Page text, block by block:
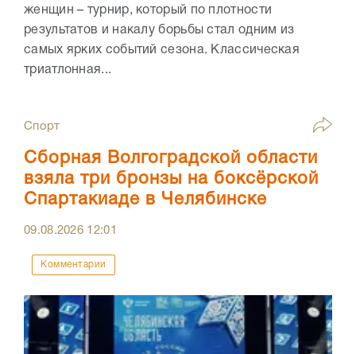
женщин – турнир, который по плотности
результатов и накалу борьбы стал одним из
самых ярких событий сезона. Классическая
триатлонная...
Спорт
Сборная Волгоградской области
взяла три бронзы на боксёрской
Спартакиаде в Челябинске
09.08.2026 12:01
Комментарии